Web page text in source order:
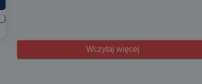
Wczytaj więcej